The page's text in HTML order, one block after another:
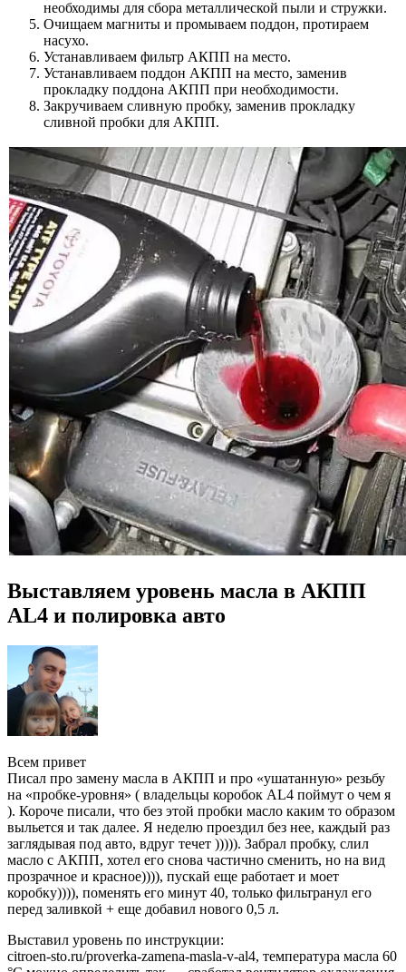
необходимы для сбора металлической пыли и стружки.
Очищаем магниты и промываем поддон, протираем
насухо.
Устанавливаем фильтр АКПП на место.
Устанавливаем поддон АКПП на место, заменив
прокладку поддона АКПП при необходимости.
Закручиваем сливную пробку, заменив прокладку
сливной пробки для АКПП.
Выставляем уровень масла в АКПП
AL4 и полировка авто
Всем привет
Писал про замену масла в АКПП и про «ушатанную» резьбу
на «пробке-уровня» ( владельцы коробок AL4 поймут о чем я
). Короче писали, что без этой пробки масло каким то образом
выльется и так далее. Я неделю проездил без нее, каждый раз
заглядывая под авто, вдруг течет ))))). Забрал пробку, слил
масло с АКПП, хотел его снова частично сменить, но на вид
прозрачное и красное)))), пускай еще работает и моет
коробку)))), поменять его минут 40, только фильтранул его
перед заливкой + еще добавил нового 0,5 л.
Выставил уровень по инструкции:
citroen-sto.ru/proverka-zamena-masla-v-al4, температура масла 60